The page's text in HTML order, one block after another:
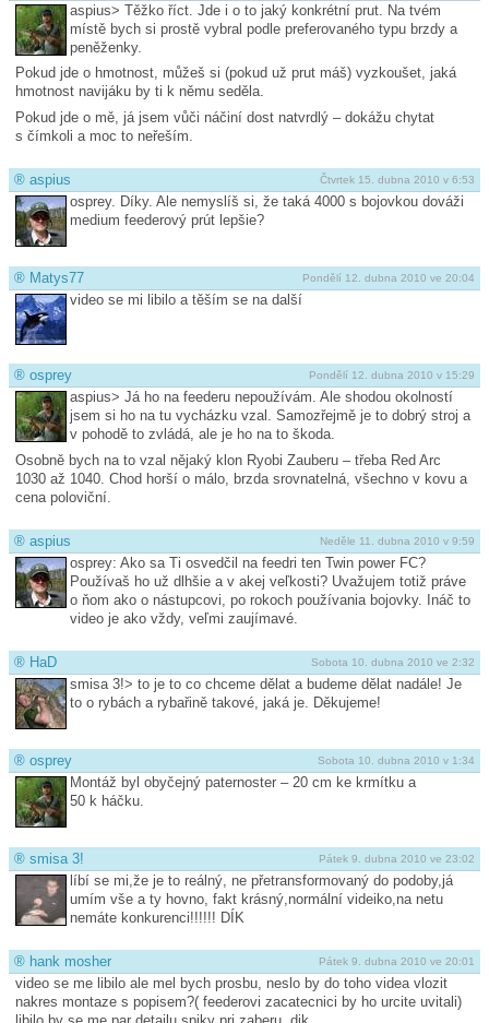
aspius> Těžko říct. Jde i o to jaký konkrétní prut. Na tvém
místě bych si prostě vybral podle preferovaného typu brzdy a
peněženky.
Pokud jde o hmotnost, můžeš si (pokud už prut máš) vyzkoušet, jaká
hmotnost navijáku by ti k němu seděla.
Pokud jde o mě, já jsem vůči náčiní dost natvrdlý – dokážu chytat
s čímkoli a moc to neřeším.
Čtvrtek 15. dubna 2010 v 6:53
® aspius
osprey. Díky. Ale nemyslíš si, že taká 4000 s bojovkou dováži
medium feederový prút lepšie?
Pondělí 12. dubna 2010 ve 20:04
® Matys77
video se mi libilo a těším se na další
Pondělí 12. dubna 2010 v 15:29
® osprey
aspius> Já ho na feederu nepoužívám. Ale shodou okolností
jsem si ho na tu vycházku vzal. Samozřejmě je to dobrý stroj a
v pohodě to zvládá, ale je ho na to škoda.
Osobně bych na to vzal nějaký klon Ryobi Zauberu – třeba Red Arc
1030 až 1040. Chod horší o málo, brzda srovnatelná, všechno v kovu a
cena poloviční.
Neděle 11. dubna 2010 v 9:59
® aspius
osprey: Ako sa Ti osvedčil na feedri ten Twin power FC?
Používaš ho už dlhšie a v akej veľkosti? Uvažujem totiž práve
o ňom ako o nástupcovi, po rokoch používania bojovky. Ináč to
video je ako vždy, veľmi zaujímavé.
Sobota 10. dubna 2010 ve 2:32
® HaD
smisa 3!> to je to co chceme dělat a budeme dělat nadále! Je
to o rybách a rybařině takové, jaká je. Děkujeme!
Sobota 10. dubna 2010 v 1:34
® osprey
Montáž byl obyčejný paternoster – 20 cm ke krmítku a
50 k háčku.
Pátek 9. dubna 2010 ve 23:02
® smisa 3!
líbí se mi,že je to reálný, ne přetransformovaný do podoby,já
umím vše a ty hovno, fakt krásný,normální videiko,na netu
nemáte konkurenci!!!!!! DÍK
Pátek 9. dubna 2010 ve 20:01
® hank mosher
video se me libilo ale mel bych prosbu, neslo by do toho videa vlozit
nakres montaze s popisem?( feederovi zacatecnici by ho urcite uvitali)